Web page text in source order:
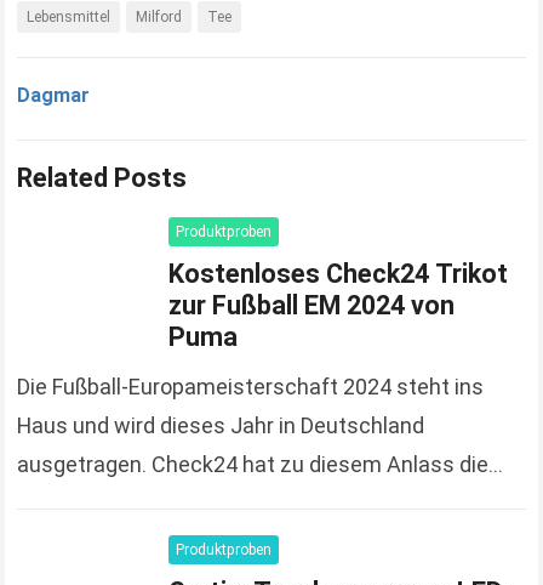
Lebensmittel Milford Tee
Dagmar
Related Posts
Produktproben
Kostenloses Check24 Trikot
zur Fußball EM 2024 von
Puma
Die Fußball-Europameisterschaft 2024 steht ins
Haus und wird dieses Jahr in Deutschland
ausgetragen. Check24 hat zu diesem Anlass die
solange der Vorrat reicht und 100%…
Produktproben